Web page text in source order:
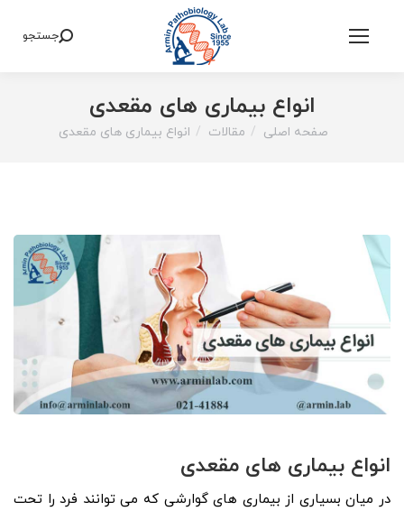
Search:
جستجو
انواع بیماری های مقعدی
You are here:
صفحه اصلی مقالات انواع بیماری های مقعدی
انواع بیماری های مقعدی
در میان بسیاری از بیماری‌ های گوارشی که می ‌توانند فرد را تحت